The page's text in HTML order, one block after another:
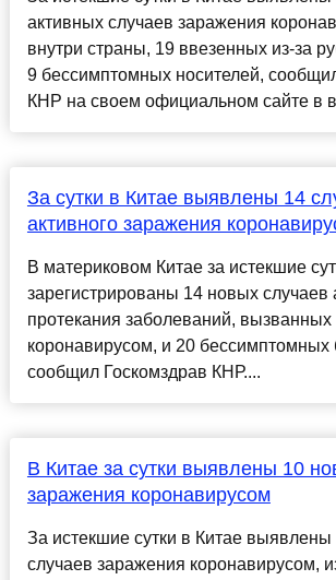
активных случаев заражения
внутри страны, 19 ввезенных из-за
9 бессимптомных носителей,
КНР на своем официальном сайте в
За сутки в Китае выявлены 14
активного заражения
В материковом Китае за истекшие
зарегистрированы 14 новых случаев
протекания заболеваний, вызванных
коронавирусом, и 20 бессимптомных
сообщил Госкомздрав КНР....
В Китае за сутки выявлены 10
заражения коронавирусом
За истекшие сутки в Китае
случаев заражения коронавирусом,